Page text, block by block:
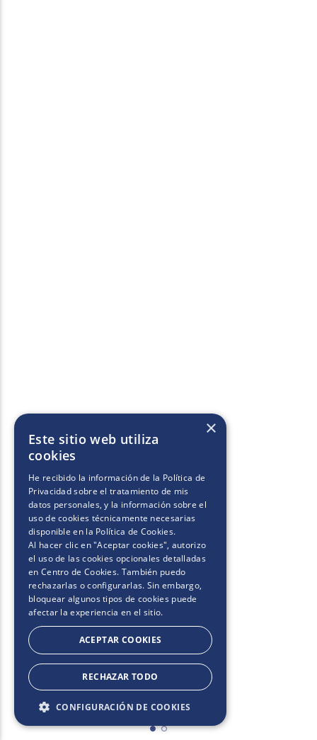
×
Este sitio web utiliza
cookies
He recibido la información de la Política de
Privacidadsobre el tratamiento de mis
datos personales, y la información sobre el
uso de cookies técnicamente necesarias
disponible en la Política de Cookies.
Al hacer clic en "Aceptar cookies", autorizo
el uso de las cookies opcionales detalladas
en Centro de Cookies. También puedo
rechazarlas o configurarlas. Sin embargo,
bloquear algunos tipos de cookies puede
afectar la experiencia en el sitio.
ACEPTAR COOKIES
RECHAZAR TODO
CONFIGURACIÓN DE COOKIES